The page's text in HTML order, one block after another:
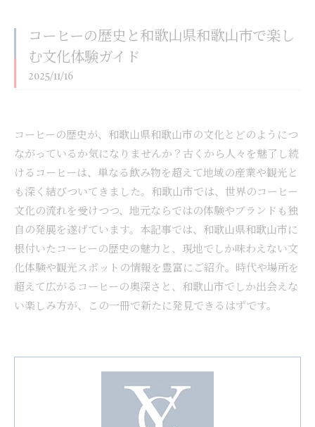
コーヒーの歴史と和歌山県和歌山市で楽し
む文化体験ガイド
2025/11/16
コーヒーの歴史が、和歌山県和歌山市の文化とどのようにつ
ながっているか気になりませんか？古くから人々を魅了し続
けるコーヒーは、単なる飲み物を超えて地域の産業や観光と
も深く結びついてきました。和歌山市では、世界のコーヒー
文化の流れを受けつつ、地元ならではの体験やブランドも独
自の発展を遂げています。本記事では、和歌山県和歌山市に
根付いたコーヒーの歴史の魅力と、現地でしか味わえない文
化体験や観光スポットの情報を豊富にご紹介。時代や場所を
超えて広がるコーヒーの奥深さと、和歌山市でしか出会えな
い楽しみ方が、この一冊で新たに発見できるはずです。